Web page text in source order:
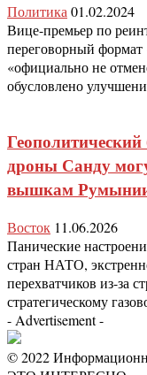
Политика 01.02.2024
Вице-премьер по
переговорный формат
«официально не
обусловлено
дроны Санду
вышкам
Восток 11.06.2026
Панические
стран НАТО,
перехватчиков из-за
стратегическому
- Advertisement -
© 2022